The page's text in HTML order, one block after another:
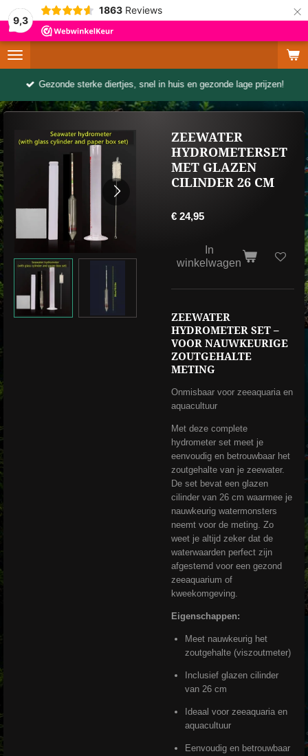
9,3
1863 Reviews ×
Gezonde sterke diertjes, snel in huis en gezonde lage prijzen!
ZEEWATER
HYDROMETERSET
MET GLAZEN
CILINDER 26 CM
€ 24,95
In
winkelwagen
ZEEWATER
HYDROMETER SET –
VOOR NAUWKEURIGE
ZOUTGEHALTE
METING
Onmisbaar voor zeeaquaria en
aquacultuur
Met deze complete
hydrometer set meet je
eenvoudig en betrouwbaar het
zoutgehalte van je zeewater.
De set bevat een glazen
cilinder van 26 cm waarmee je
nauwkeurig watermonsters
neemt voor de meting. Zo
weet je altijd zeker dat de
waterwaarden perfect zijn
afgestemd voor een gezond
zeeaquarium of
kweekomgeving.
Eigenschappen:
Meet nauwkeurig het
zoutgehalte (viszoutmeter)
Inclusief glazen cilinder
van 26 cm
Ideaal voor zeeaquaria en
aquacultuur
Eenvoudig en betrouwbaar